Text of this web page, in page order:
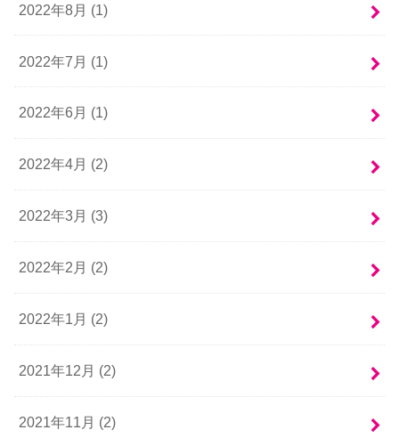
2022年8月 (1)
2022年7月 (1)
2022年6月 (1)
2022年4月 (2)
2022年3月 (3)
2022年2月 (2)
2022年1月 (2)
2021年12月 (2)
2021年11月 (2)